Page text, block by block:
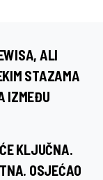
ALI
STAZAMA
IZMEĐU
KLJUČNA.
OSJEĆAO